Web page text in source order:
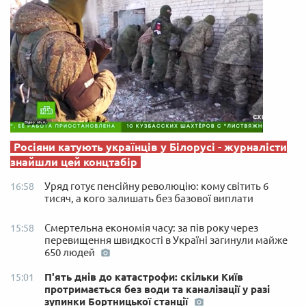
Росіяни катують українців у Білорусі - журналісти
знайшли цей концтабір
16:58
Уряд готує пенсійну революцію: кому світить 6
тисяч, а кого залишать без базової виплати
15:58
Смертельна економія часу: за пів року через
перевищення швидкості в Україні загинули майже
650 людей
15:01
П'ять днів до катастрофи: скільки Київ
протримається без води та каналізації у разі
зупинки Бортницької станції